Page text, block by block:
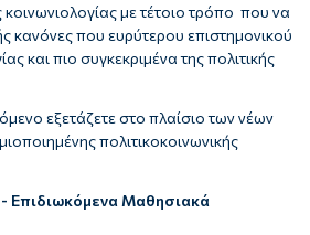
κοινωνιολογίας με τέτοιο τρόπο που να
κανόνες που ευρύτερου επιστημονικού
και πιο συγκεκριμένα της πολιτικής
εξετάζετε στο πλαίσιο των νέων
πολιτικοκοινωνικής
- Επιδιωκόμενα Μαθησιακά